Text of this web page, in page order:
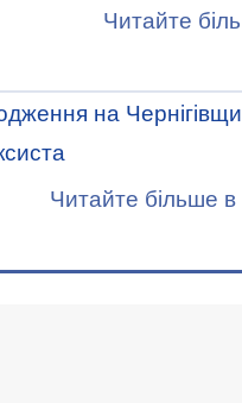
Читайте
на
Читайте більше в